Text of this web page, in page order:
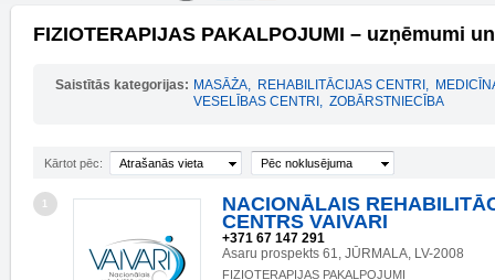
FIZIOTERAPIJAS PAKALPOJUMI – uzņēmumi
Saistītās kategorijas: MASĀŽA, REHABILITĀCIJAS CENTRI ,
VESELĪBAS CENTRI , ZOBĀRSTNIECĪBA
Kārtot pēc: Atrašanās vieta Pēc noklusējuma
1
NACIONĀLAIS
CENTRS VAIVARI
+371 67 147 291
Asaru prospekts 61, JŪRMALA, LV-2008
FIZIOTERAPIJAS PAKALPOJUMI